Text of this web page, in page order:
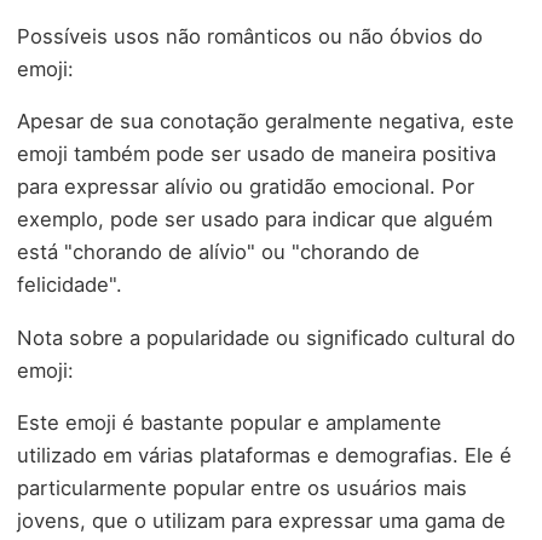
Possíveis usos não românticos ou não óbvios do
emoji:
Apesar de sua conotação geralmente negativa, este
emoji também pode ser usado de maneira positiva
para expressar alívio ou gratidão emocional. Por
exemplo, pode ser usado para indicar que alguém
está "chorando de alívio" ou "chorando de
felicidade".
Nota sobre a popularidade ou significado cultural do
emoji:
Este emoji é bastante popular e amplamente
utilizado em várias plataformas e demografias. Ele é
particularmente popular entre os usuários mais
jovens, que o utilizam para expressar uma gama de